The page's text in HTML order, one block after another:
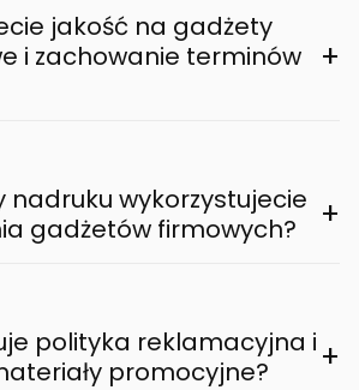
jakość na gadżety
i zachowanie terminów
+
wykorzystujecie
gadżetów firmowych?
+
polityka reklamacyjna i
promocyjne?
+